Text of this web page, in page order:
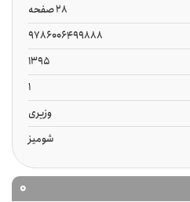
28 صفحه
9786006499888
1395
1
وزیری
شومیز
0